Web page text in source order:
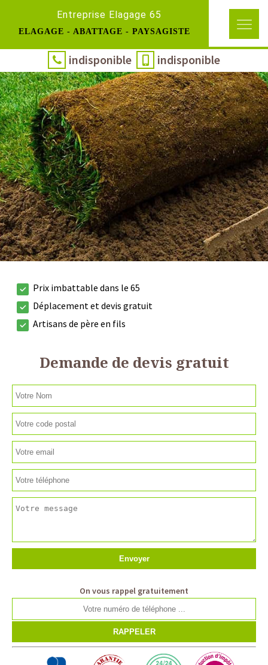
Entreprise Elagage 65
ELAGAGE - ABATTAGE - PAYSAGISTE
indisponible indisponible
Prix imbattable dans le 65
Déplacement et devis gratuit
Artisans de père en fils
Demande de devis gratuit
On vous rappel gratuitement